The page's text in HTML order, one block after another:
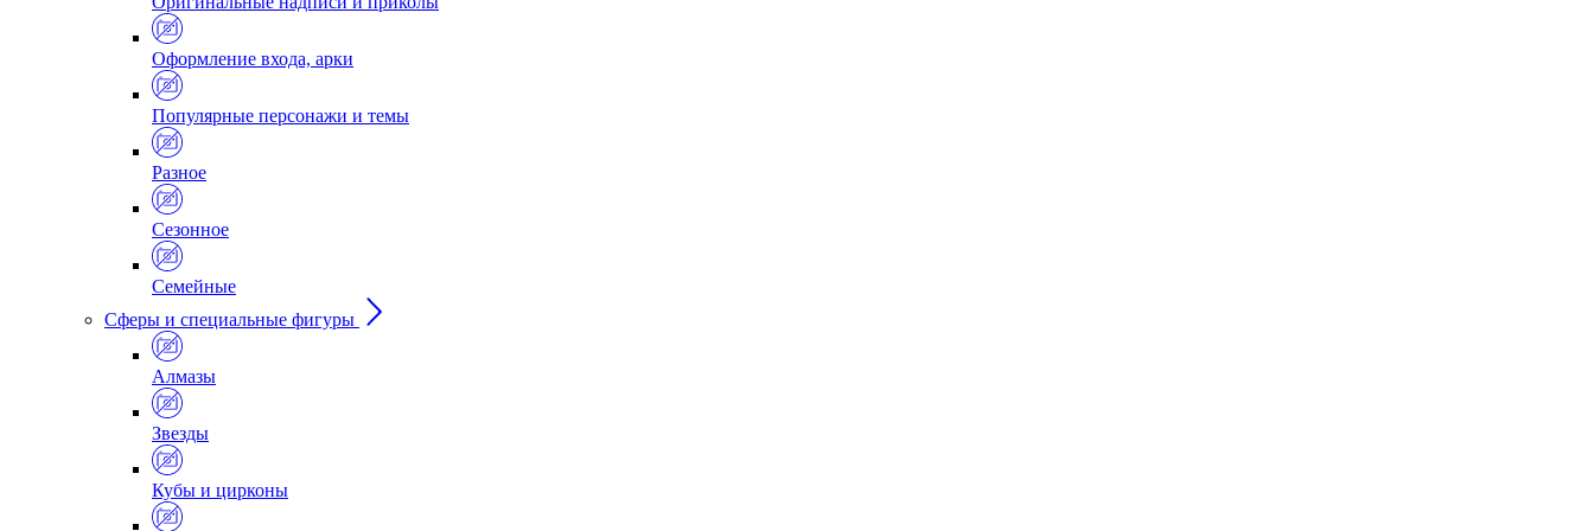
Оформление входа, арки
Популярные персонажи и темы
Разное
Сезонное
Семейные
Сферы и специальные фигуры
Алмазы
Звезды
Кубы и цирконы